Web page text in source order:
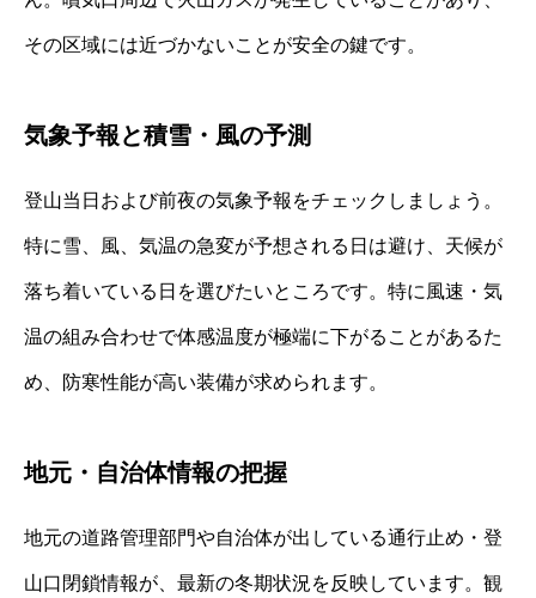
その区域には近づかないことが安全の鍵です。
気象予報と積雪・風の予測
登山当日および前夜の気象予報をチェックしましょう。
特に雪、風、気温の急変が予想される日は避け、天候が
落ち着いている日を選びたいところです。特に風速・気
温の組み合わせで体感温度が極端に下がることがあるた
め、防寒性能が高い装備が求められます。
地元・自治体情報の把握
地元の道路管理部門や自治体が出している通行止め・登
山口閉鎖情報が、最新の冬期状況を反映しています。観